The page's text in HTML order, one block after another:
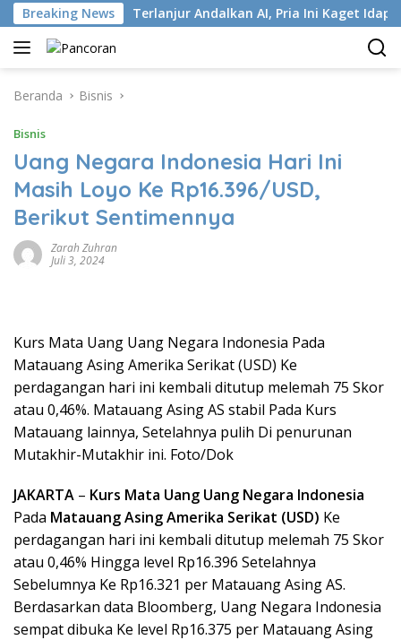
Langsung
ke
konten
Breaking News
ISP Terlanjur Andalkan AI, Pria Ini Kaget Idap Kanker
Beranda Bisnis
Bisnis
Uang Negara Indonesia Hari Ini
Masih Loyo Ke Rp16.396/USD,
Berikut Sentimennya
Zarah Zuhran
Juli 3, 2024
Kurs Mata Uang Uang Negara Indonesia Pada
Matauang Asing Amerika Serikat (USD) Ke
perdagangan hari ini kembali ditutup melemah 75 Skor
atau 0,46%. Matauang Asing AS stabil Pada Kurs
Matauang lainnya, Setelahnya pulih Di penurunan
Mutakhir-Mutakhir ini. Foto/Dok
JAKARTA – Kurs Mata Uang Uang Negara Indonesia
Pada Matauang Asing Amerika Serikat (USD) Ke
perdagangan hari ini kembali ditutup melemah 75 Skor
atau 0,46% Hingga level Rp16.396 Setelahnya
Sebelumnya Ke Rp16.321 per Matauang Asing AS.
Berdasarkan data Bloomberg, Uang Negara Indonesia
sempat dibuka Ke level Rp16.375 per Matauang Asing